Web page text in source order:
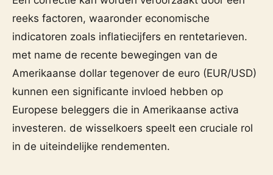
reeks factoren, waaronder economische
indicatoren zoals inflatiecijfers en rentetarieven.
met name de recente bewegingen van de
Amerikaanse dollar tegenover de euro (EUR/USD)
kunnen een significante invloed hebben op
Europese beleggers die in Amerikaanse activa
investeren. de wisselkoers speelt een cruciale rol
in de uiteindelijke rendementen.